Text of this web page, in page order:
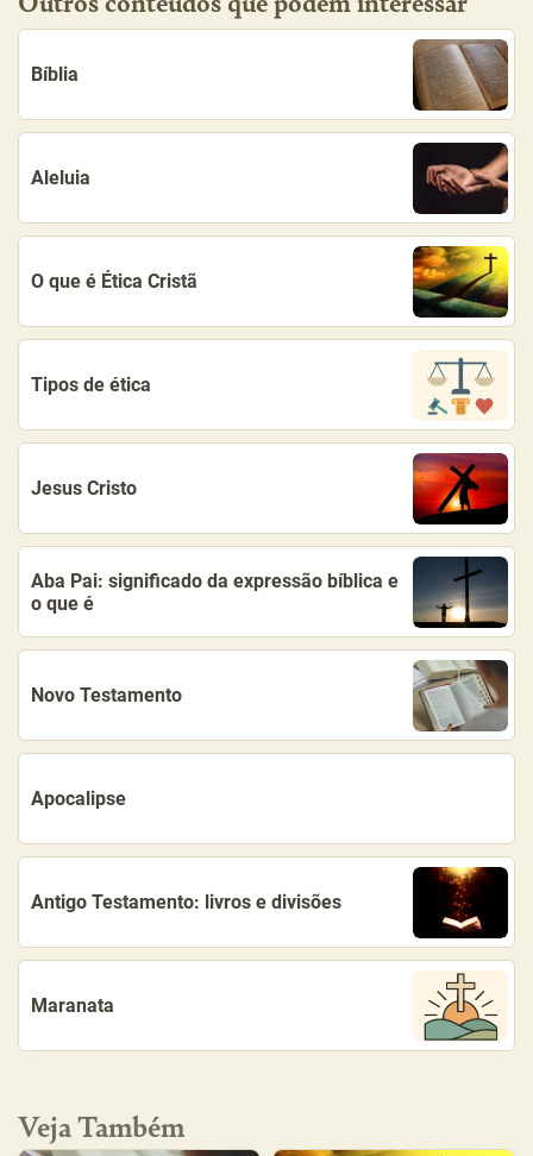
Bíblia
Aleluia
O que é Ética Cristã
Tipos de ética
Jesus Cristo
Aba Pai: significado da expressão bíblica e
o que é
Novo Testamento
Apocalipse
Antigo Testamento: livros e divisões
Maranata
Veja Também